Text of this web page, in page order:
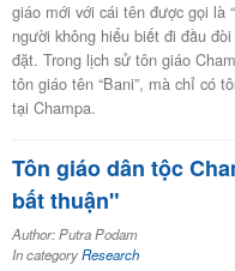
giáo mới với cái tên được gọi là
người không hiểu biết đi đầu
đặt. Trong lịch sử tôn giáo
tôn giáo tên “Bani”, mà chỉ có
tại Champa.
Tôn giáo dân tộc
bất thuận"
Author: Putra Podam
In categoryResearch